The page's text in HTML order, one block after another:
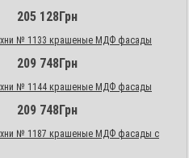
205 128Грн
№ 1133 крашеные МДФ фасады
209 748Грн
№ 1144 крашеные МДФ фасады
209 748Грн
№ 1187 крашеные МДФ фасады с